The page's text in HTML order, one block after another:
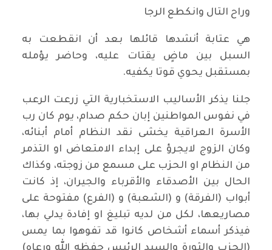
وراح التال وانكطع الرجا
هي عتابة أنشدها قائلها بعد أن انقطعت به
السبل بين ماضٍ يقتات عليه، وحاضر يؤمله
بمستقبل يحوي قوتا يكفيه.
جلنا يذكر الأساليب الاستخبارية التي زرعت الرعب
في نفوس المواطنين إبان حكم صدام، يوم كان رب
الأسرة العراقية يخشى نقد النظام أمام أبنائه،
وكان الزوج لايجرؤ على إبداء الامتعاض او التذمر
من النظام او الحزب على مسمع من زوجته، وكذاك
الحال بين الأصدقاء والأقرباء والجيران، إذ كانت
أبواب (الفرقة) و (الشعبة) و (الفرع) مفتوحة على
مصاريعها، لكل من لديه تبليغ او إفادة يدلي بها،
فيذكر أسماء أشخاص كانوا قد تفوهوا بما يمس